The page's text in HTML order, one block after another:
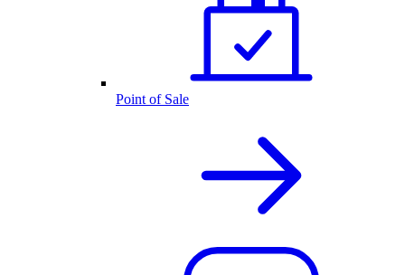
Point of Sale